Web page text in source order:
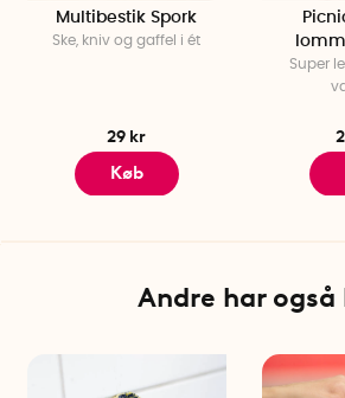
Multibestik Spork
Ske, kniv og gaffel i ét
29 kr
Køb
Super
Andre har